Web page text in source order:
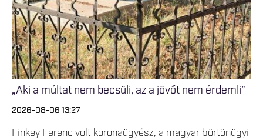
„Aki a múltat nem becsüli, az a jövőt nem érdemli”
2026-08-06 13:27
Finkey Ferenc volt koronaügyész, a magyar börtönügyi